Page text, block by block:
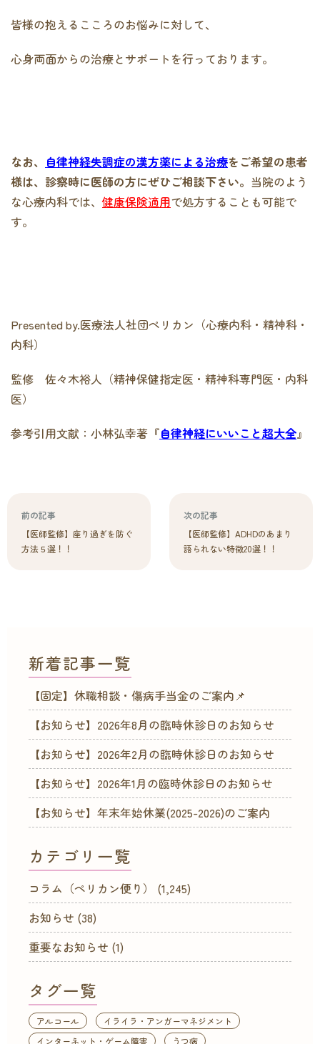
皆様の抱えるこころのお悩みに対して、
心身両面からの治療とサポートを行っております。
なお、 自律神経失調症の漢方薬による治療をご希望の患者
様は、診察時に医師の方にぜひご相談下さい。 当院のよう
な心療内科では、健康保険適用で処方することも可能で
す。
Presented by.医療法人社団ペリカン（心療内科・精神科・
内科）
監修 佐々木裕人（精神保健指定医・精神科専門医・内科
医）
参考引用文献：小林弘幸著 『自律神経にいいこと超大全』
前の記事
【医師監修】座り過ぎを防ぐ
方法５選！！
次の記事
【医師監修】ADHDのあまり
語られない特徴20選！！
新着記事一覧
【固定】休職相談・傷病手当金のご案内📌
【お知らせ】2026年8月の臨時休診日のお知らせ
【お知らせ】2026年2月の臨時休診日のお知らせ
【お知らせ】2026年1月の臨時休診日のお知らせ
【お知らせ】年末年始休業(2025-2026)のご案内
カテゴリ一覧
コラム（ペリカン便り）
(1,245)
お知らせ (38)
重要なお知らせ (1)
タグ一覧
アルコール
イライラ・アンガーマネジメント
インターネット・ゲーム障害
うつ病